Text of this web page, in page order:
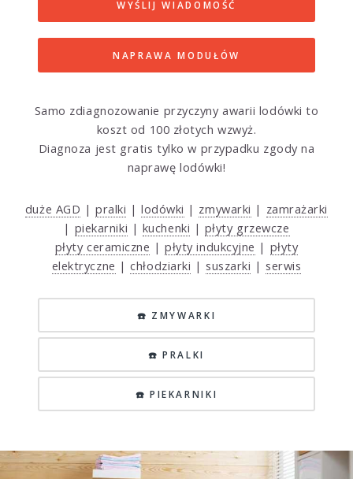
WYŚLIJ WIADOMOŚĆ
NAPRAWA MODUŁÓW
Samo zdiagnozowanie przyczyny awarii lodówki to
koszt od 100 złotych wzwyż.
Diagnoza jest gratis tylko w przypadku zgody na
naprawę lodówki!
duże AGD | pralki | lodówki | zmywarki | zamrażarki
| piekarniki | kuchenki | płyty grzewcze
płyty ceramiczne |płyty indukcyjne | płyty
elektryczne |chłodziarki | suszarki | serwis
☎️ ZMYWARKI
☎️ PRALKI
☎️ PIEKARNIKI